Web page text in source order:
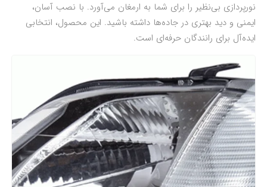
نورپردازی بی‌نظیر را برای شما به ارمغان می‌آورد. با نصب آسان،
ایمنی و دید بهتری در جاده‌ها داشته باشید. این محصول، انتخابی
ایده‌آل برای رانندگان حرفه‌ای است.